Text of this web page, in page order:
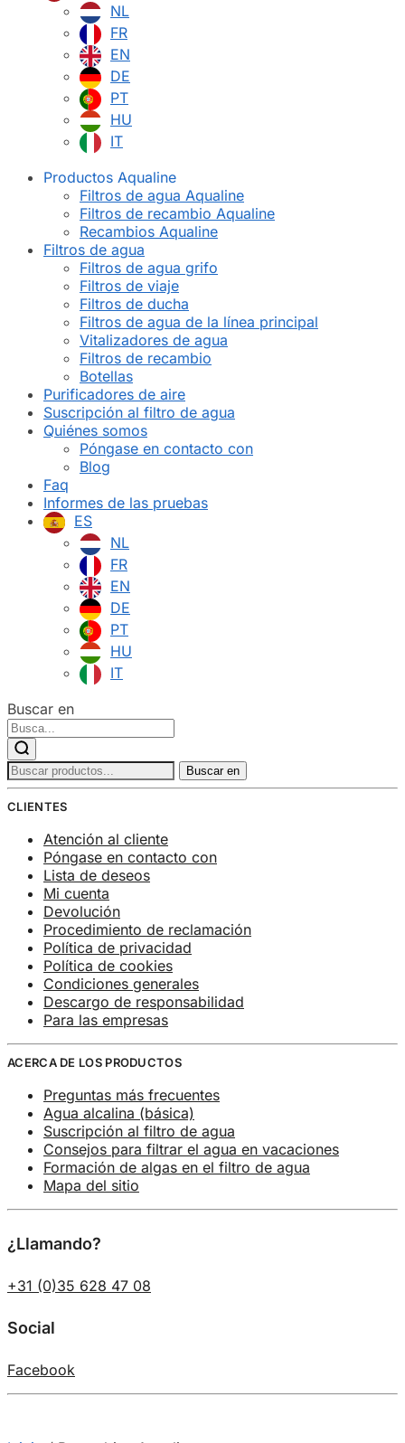
NL
FR
EN
DE
PT
HU
IT
Productos Aqualine
Filtros de agua Aqualine
Filtros de recambio Aqualine
Recambios Aqualine
Filtros de agua
Filtros de agua grifo
Filtros de viaje
Filtros de ducha
Filtros de agua de la línea principal
Vitalizadores de agua
Filtros de recambio
Botellas
Purificadores de aire
Suscripción al filtro de agua
Quiénes somos
Póngase en contacto con
Blog
Faq
Informes de las pruebas
ES
NL
FR
EN
DE
PT
HU
IT
Buscar en
Buscar: Buscar en
CLIENTES
Atención al cliente
Póngase en contacto con
Lista de deseos
Mi cuenta
Devolución
Procedimiento de reclamación
Política de privacidad
Política de cookies
Condiciones generales
Descargo de responsabilidad
Para las empresas
ACERCA DE LOS PRODUCTOS
Preguntas más frecuentes
Agua alcalina (básica)
Suscripción al filtro de agua
Consejos para filtrar el agua en vacaciones
Formación de algas en el filtro de agua
Mapa del sitio
¿Llamando?
+31 (0)35 628 47 08
Social
Facebook